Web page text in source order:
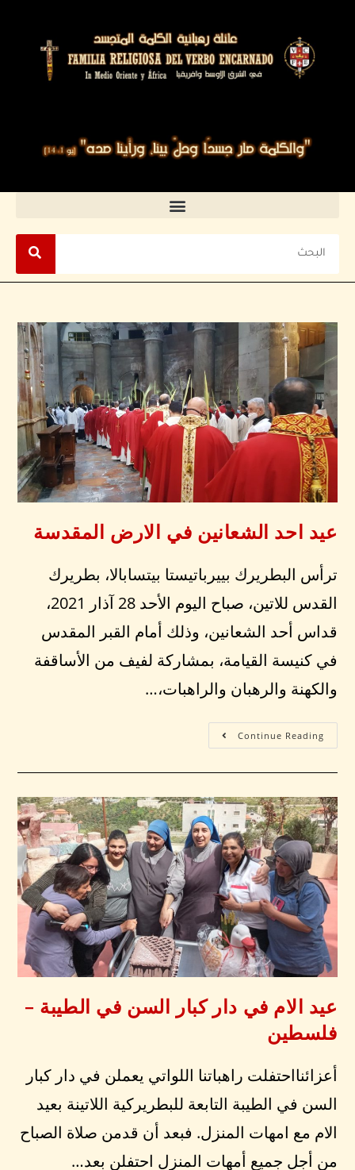
عيد احد الشعانين في الارض المقدسة
ترأس البطريرك بييرباتيستا بيتسابالا، بطريرك
القدس للاتين، صباح اليوم الأحد 28 آذار 2021،
قداس أحد الشعانين، وذلك أمام القبر المقدس
في كنيسة القيامة، بمشاركة لفيف من الأساقفة
والكهنة والرهبان والراهبات،…
Continue Reading
عيد الام في دار كبار السن في الطيبة –
فلسطين
أعزائنااحتفلت راهباتنا اللواتي يعملن في دار كبار
السن في الطيبة التابعة للبطريركية اللاتينة بعيد
الام مع امهات المنزل. فبعد أن قدمن صلاة الصباح
من أجل جميع أمهات المنزل احتفلن بعد…